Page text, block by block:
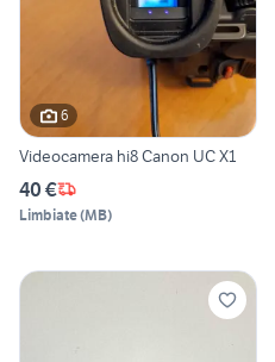
6
Videocamera hi8 Canon UC X1
40 €
Limbiate(MB)